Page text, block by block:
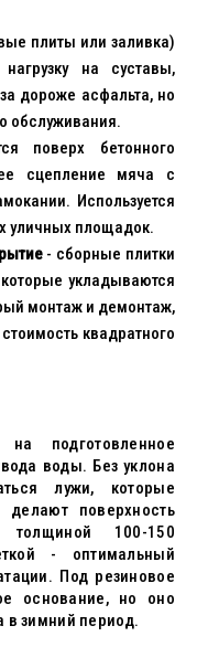
плиты или заливка)
на суставы,
дороже асфальта, но
обслуживания.
поверх бетонного
сцепление мяча с
Используется
уличных площадок.
- сборные плитки
укладываются
монтаж и демонтаж,
квадратного
подготовленное
воды. Без уклона
лужи, которые
поверхность
толщиной 100-150
- оптимальный
Под резиновое
основание, но оно
в зимний период.